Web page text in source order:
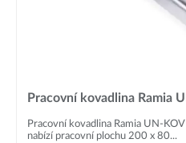
Pracovní kovadlina Ramia
Pracovní kovadlina Ramia UN-
nabízí pracovní plochu 200 x 80...